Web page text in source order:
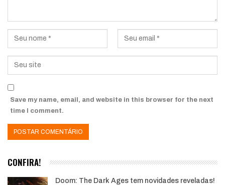
Save my name, email, and website in this browser for the next
time I comment.
CONFIRA!
Doom: The Dark Ages tem novidades reveladas!